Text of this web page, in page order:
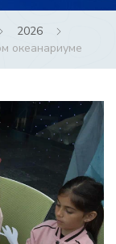
2026
океанариуме